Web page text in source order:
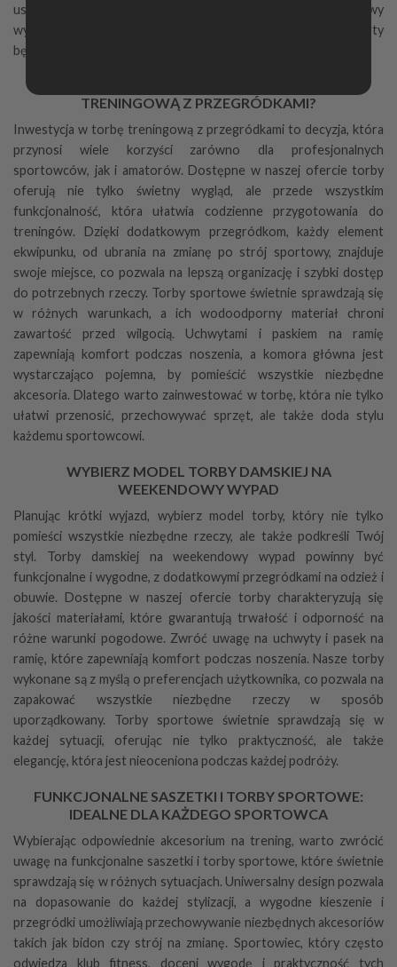
uszkodzenia. Niezależnie od tego, czy planujesz weekendowy
wypad, czy intensywny trening, sportowe torby z naszej oferty
będą niezastąpionym towarzyszem w każdej sytuacji.
TRENINGOWĄ Z PRZEGRÓDKAMI?
Inwestycja w torbę treningową z przegródkami to decyzja, która
przynosi wiele korzyści zarówno dla profesjonalnych
sportowców, jak i amatorów. Dostępne w naszej ofercie torby
oferują nie tylko świetny wygląd, ale przede wszystkim
funkcjonalność, która ułatwia codzienne przygotowania do
treningów. Dzięki dodatkowym przegródkom, każdy element
ekwipunku, od ubrania na zmianę po strój sportowy, znajduje
swoje miejsce, co pozwala na lepszą organizację i szybki dostęp
do potrzebnych rzeczy. Torby sportowe świetnie sprawdzają się
w różnych warunkach, a ich wodoodporny materiał chroni
zawartość przed wilgocią. Uchwytami i paskiem na ramię
zapewniają komfort podczas noszenia, a komora główna jest
wystarczająco pojemna, by pomieścić wszystkie niezbędne
akcesoria. Dlatego warto zainwestować w torbę, która nie tylko
ułatwi przenosić, przechowywać sprzęt, ale także doda stylu
każdemu sportowcowi.
WYBIERZ MODEL TORBY DAMSKIEJ NA
WEEKENDOWY WYPAD
Planując krótki wyjazd, wybierz model torby, który nie tylko
pomieści wszystkie niezbędne rzeczy, ale także podkreśli Twój
styl. Torby damskiej na weekendowy wypad powinny być
funkcjonalne i wygodne, z dodatkowymi przegródkami na odzież i
obuwie. Dostępne w naszej ofercie torby charakteryzują się
jakości materiałami, które gwarantują trwałość i odporność na
różne warunki pogodowe. Zwróć uwagę na uchwyty i pasek na
ramię, które zapewniają komfort podczas noszenia. Nasze torby
wykonane są z myślą o preferencjach użytkownika, co pozwala na
zapakować wszystkie niezbędne rzeczy w sposób
uporządkowany. Torby sportowe świetnie sprawdzają się w
każdej sytuacji, oferując nie tylko praktyczność, ale także
elegancję, która jest nieoceniona podczas każdej podróży.
FUNKCJONALNE SASZETKI I TORBY SPORTOWE:
IDEALNE DLA KAŻDEGO SPORTOWCA
Wybierając odpowiednie akcesorium na trening, warto zwrócić
uwagę na funkcjonalne saszetki i torby sportowe, które świetnie
sprawdzają się w różnych sytuacjach. Uniwersalny design pozwala
na dopasowanie do każdej stylizacji, a wygodne kieszenie i
przegródki umożliwiają przechowywanie niezbędnych akcesoriów
takich jak bidon czy strój na zmianę. Sportowiec, który często
odwiedza klub fitness, doceni wygodę i praktyczność tych